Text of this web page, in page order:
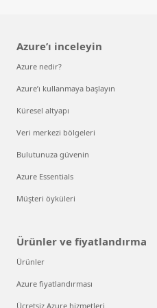
Azure’ı inceleyin
Azure nedir?
Azure’ı kullanmaya başlayın
Küresel altyapı
Veri merkezi bölgeleri
Bulutunuza güvenin
Azure Essentials
Müşteri öyküleri
Ürünler ve fiyatlandırma
Ürünler
Azure fiyatlandırması
Ücretsiz Azure hizmetleri